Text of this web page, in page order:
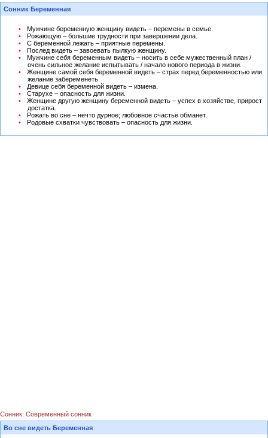
Сонник Беременная
Мужчине беременную женщину видеть – перемены в семье.
Рожающую – большие трудности при завершении дела.
С беременной лежать – приятные перемены.
Послед видеть – завоевать пылкую женщину.
Мужчине себя беременным видеть – носить в себе мужественный план /
очень сильное желание испытывать / начало нового периода в жизни.
Женщине самой себя беременной видеть – страх перед беременностью или
желание забеременеть.
Девице себя беременной видеть – измена.
Старухе – опасность для жизни.
Женщине другую женщину беременной видеть – успех в хозяйстве, прирост
достатка.
Рожать во сне – нечто дурное; любовное счастье обманет.
Родовые схватки чувствовать – опасность для жизни.
Сонник: Современный сонник
Во сне видеть Беременная